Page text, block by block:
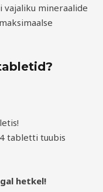
vajaliku mineraalide
tabletti tuubis
hetkel!